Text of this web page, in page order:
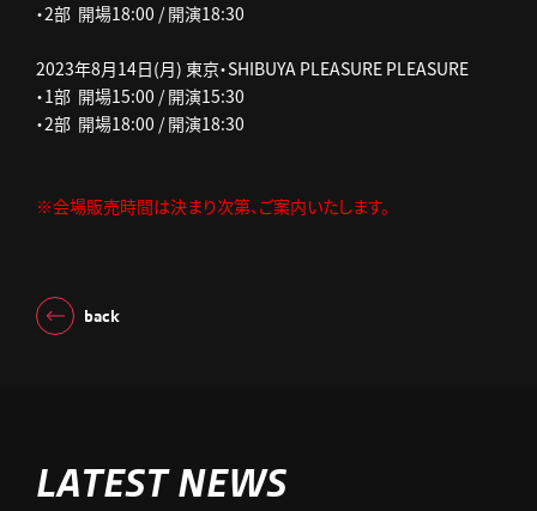
・2部 開場18:00 / 開演18:30
2023年8月14日(月) 東京・SHIBUYA PLEASURE PLEASURE
・1部 開場15:00 / 開演15:30
・2部 開場18:00 / 開演18:30
※会場販売時間は決まり次第、ご案内いたします。
back
LATEST NEWS